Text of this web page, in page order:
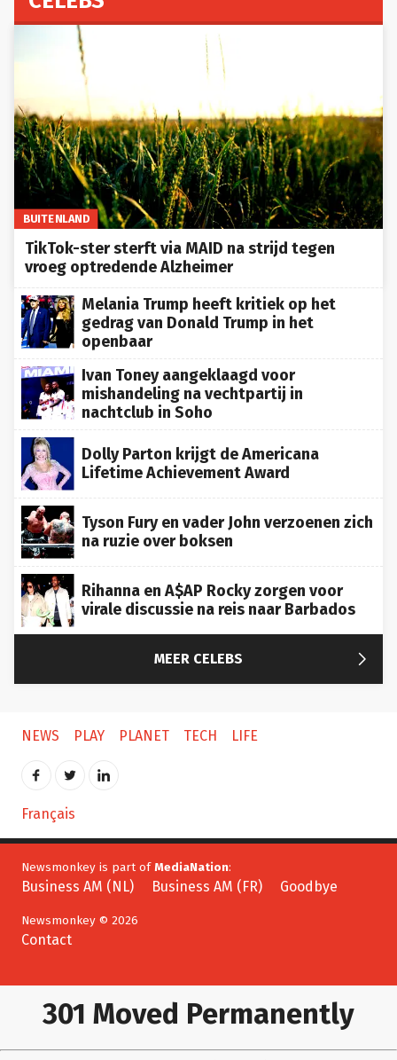
BUITENLAND
TikTok-ster sterft via MAID na strijd tegen
vroeg optredende Alzheimer
Melania Trump heeft kritiek op het
gedrag van Donald Trump in het
openbaar
Ivan Toney aangeklaagd voor
mishandeling na vechtpartij in
nachtclub in Soho
Dolly Parton krijgt de Americana
Lifetime Achievement Award
Tyson Fury en vader John verzoenen zich
na ruzie over boksen
Rihanna en A$AP Rocky zorgen voor
virale discussie na reis naar Barbados
MEER CELEBS 
NEWS PLAY PLANET TECH LIFE
Français
Newsmonkey is part ofMediaNation:
Business AM (NL) Business AM (FR) Goodbye
Newsmonkey © 2026
Contact
301 Moved Permanently